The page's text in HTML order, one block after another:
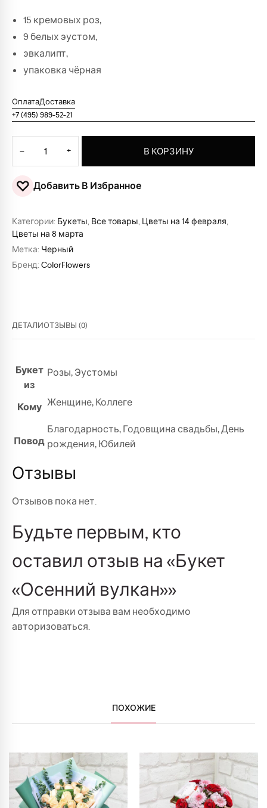
15 кремовых роз,
9 белых эустом,
эвкалипт,
упаковка чёрная
ОплатаДоставка
+7 (495) 989-52-21
− + В КОРЗИНУ
♡ Добавить В Избранное
Категории: Букеты, Все товары, Цветы на 14 февраля,
Цветы на 8 марта
Метка: Черный
Бренд: ColorFlowers
ДЕТАЛИОТЗЫВЫ (0)
Букет
из
Розы,Эустомы
Кому Женщине,Коллеге
Повод
Благодарность,Годовщина свадьбы,День
рождения,Юбилей
Отзывы
Отзывов пока нет.
Будьте первым, кто
оставил отзыв на «Букет
«Осенний вулкан»»
Для отправки отзыва вам необходимо
авторизоваться.
ПОХОЖИЕ